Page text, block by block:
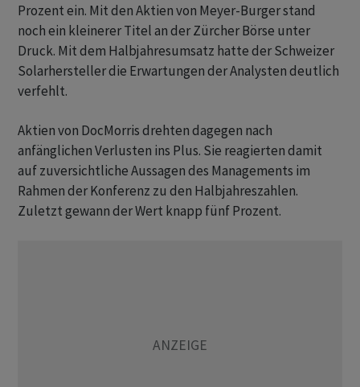
Prozent ein. Mit den Aktien von Meyer-Burger stand
noch ein kleinerer Titel an der Zürcher Börse unter
Druck. Mit dem Halbjahresumsatz hatte der Schweizer
Solarhersteller die Erwartungen der Analysten deutlich
verfehlt.
Aktien von DocMorris drehten dagegen nach
anfänglichen Verlusten ins Plus. Sie reagierten damit
auf zuversichtliche Aussagen des Managements im
Rahmen der Konferenz zu den Halbjahreszahlen.
Zuletzt gewann der Wert knapp fünf Prozent.